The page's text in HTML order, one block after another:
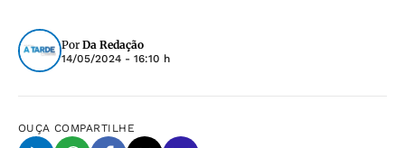
Por Da Redação
14/05/2024 - 16:10 h
OUÇA COMPARTILHE